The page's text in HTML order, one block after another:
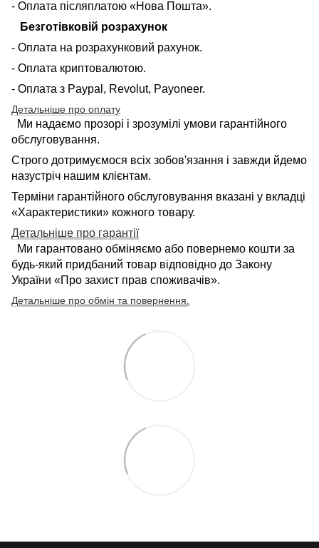
- Оплата післяплатою «Нова Пошта».
Безготівковій розрахунок
- Оплата на розрахунковий рахунок.
- Оплата криптовалютою.
- Оплата з Paypal, Revolut, Payoneer.
Детальніше про оплату
Ми надаємо прозорі і зрозумілі умови гарантійного
обслуговування.
Строго дотримуємося всіх зобов'язання і завжди йдемо
назустріч нашим клієнтам.
Терміни гарантійного обслуговування вказані у вкладці
«Характеристики» кожного товару.
Детальніше про гарантії
Ми гарантовано обміняємо або повернемо кошти за
будь-який придбаний товар відповідно до Закону
України «Про захист прав споживачів».
Детальніше про обмін та повернення